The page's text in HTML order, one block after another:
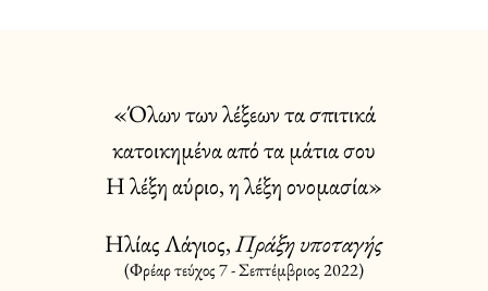
«Όλων των λέξεων τα σπιτικά
κατοικημένα από τα μάτια σου
Η λέξη αύριο, η λέξη ονομασία»
Ηλίας Λάγιος,Πράξη υποταγής
(Φρέαρ τεύχος 7 - Σεπτέμβριος 2022)